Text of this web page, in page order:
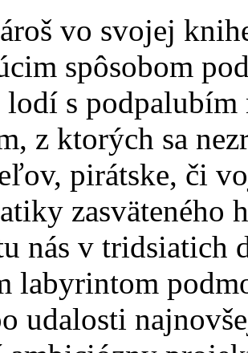
vo svojej
spôsobom
lodí s
z ktorých sa
pirátske, či
zasväteného
nás v tridsiatich
labyrintom
udalosti